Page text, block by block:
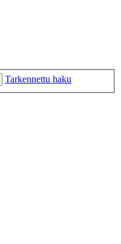
Tarkennettu haku